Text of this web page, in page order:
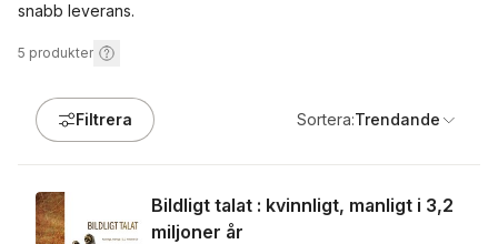
snabb leverans.
5 produkter
Filtrera Sortera:Trendande
Bildligt talat : kvinnligt, manligt i 3,2
miljoner år